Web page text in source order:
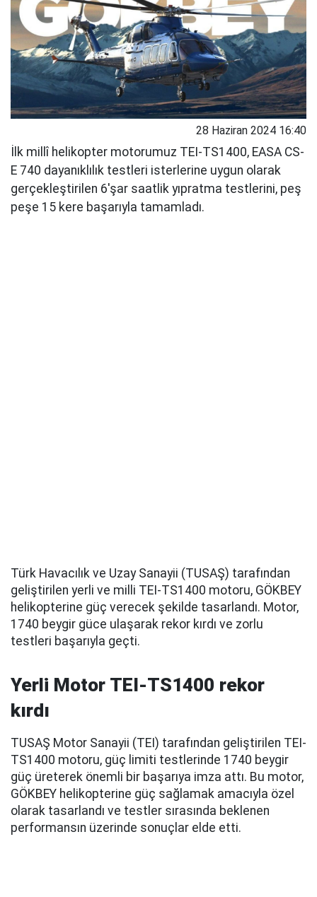
28 Haziran 2024 16:40
İlk millî helikopter motorumuz TEI-TS1400, EASA CS-
E 740 dayanıklılık testleri isterlerine uygun olarak
gerçekleştirilen 6'şar saatlik yıpratma testlerini, peş
peşe 15 kere başarıyla tamamladı.
Türk Havacılık ve Uzay Sanayii (TUSAŞ) tarafından
geliştirilen yerli ve milli TEI-TS1400 motoru, GÖKBEY
helikopterine güç verecek şekilde tasarlandı. Motor,
1740 beygir güce ulaşarak rekor kırdı ve zorlu
testleri başarıyla geçti.
Yerli Motor TEI-TS1400 rekor
kırdı
TUSAŞ Motor Sanayii (TEI) tarafından geliştirilen TEI-
TS1400 motoru, güç limiti testlerinde 1740 beygir
güç üreterek önemli bir başarıya imza attı. Bu motor,
GÖKBEY helikopterine güç sağlamak amacıyla özel
olarak tasarlandı ve testler sırasında beklenen
performansın üzerinde sonuçlar elde etti.